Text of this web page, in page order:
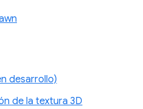
desarrollo)
de la textura 3D